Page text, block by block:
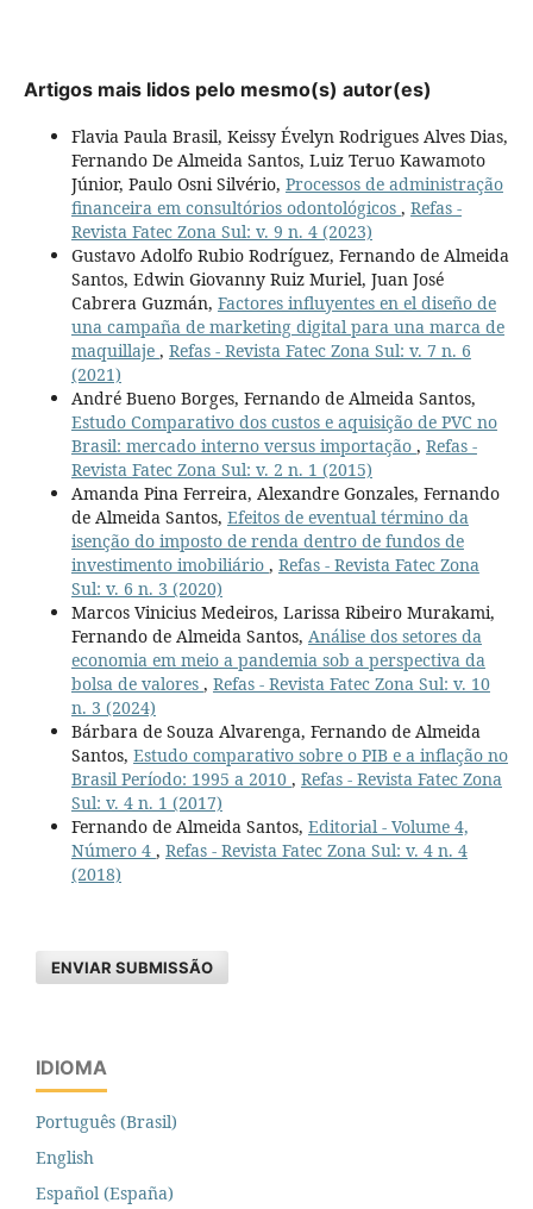
Artigos mais lidos pelo mesmo(s) autor(es)
Flavia Paula Brasil, Keissy Évelyn Rodrigues Alves Dias,
Fernando De Almeida Santos, Luiz Teruo Kawamoto
Júnior, Paulo Osni Silvério, Processos de administração
financeira em consultórios odontológicos , Refas -
Revista Fatec Zona Sul: v. 9 n. 4 (2023)
Gustavo Adolfo Rubio Rodríguez, Fernando de Almeida
Santos, Edwin Giovanny Ruiz Muriel, Juan José
Cabrera Guzmán, Factores influyentes en el diseño de
una campaña de marketing digital para una marca de
maquillaje , Refas - Revista Fatec Zona Sul: v. 7 n. 6
(2021)
André Bueno Borges, Fernando de Almeida Santos,
Estudo Comparativo dos custos e aquisição de PVC no
Brasil: mercado interno versus importação , Refas -
Revista Fatec Zona Sul: v. 2 n. 1 (2015)
Amanda Pina Ferreira, Alexandre Gonzales, Fernando
de Almeida Santos, Efeitos de eventual término da
isenção do imposto de renda dentro de fundos de
investimento imobiliário , Refas - Revista Fatec Zona
Sul: v. 6 n. 3 (2020)
Marcos Vinicius Medeiros, Larissa Ribeiro Murakami,
Fernando de Almeida Santos, Análise dos setores da
economia em meio a pandemia sob a perspectiva da
bolsa de valores , Refas - Revista Fatec Zona Sul: v. 10
n. 3 (2024)
Bárbara de Souza Alvarenga, Fernando de Almeida
Santos, Estudo comparativo sobre o PIB e a inflação no
Brasil Período: 1995 a 2010 , Refas - Revista Fatec Zona
Sul: v. 4 n. 1 (2017)
Fernando de Almeida Santos, Editorial - Volume 4,
Número 4 , Refas - Revista Fatec Zona Sul: v. 4 n. 4
(2018)
ENVIAR SUBMISSÃO
IDIOMA
Português (Brasil)
English
Español (España)